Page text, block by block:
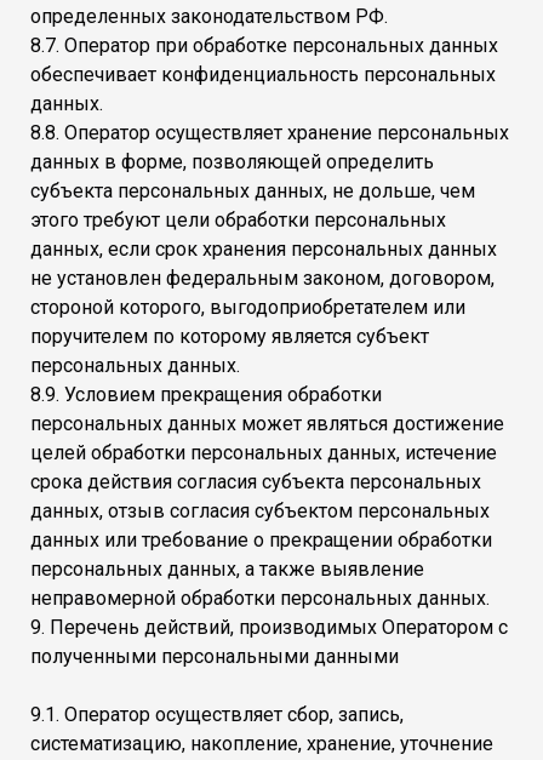
определенных законодательством РФ.
8.7. Оператор при обработке персональных данных
обеспечивает конфиденциальность персональных
данных.
8.8. Оператор осуществляет хранение персональных
данных в форме, позволяющей определить
субъекта персональных данных, не дольше, чем
этого требуют цели обработки персональных
данных, если срок хранения персональных данных
не установлен федеральным законом, договором,
стороной которого, выгодоприобретателем или
поручителем по которому является субъект
персональных данных.
8.9. Условием прекращения обработки
персональных данных может являться достижение
целей обработки персональных данных, истечение
срока действия согласия субъекта персональных
данных, отзыв согласия субъектом персональных
данных или требование о прекращении обработки
персональных данных, а также выявление
неправомерной обработки персональных данных.
9. Перечень действий, производимых Оператором с
полученными персональными данными
9.1. Оператор осуществляет сбор, запись,
систематизацию, накопление, хранение, уточнение